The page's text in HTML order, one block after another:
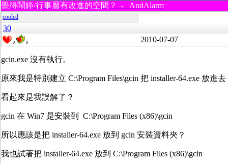
覺得鬧鐘/行事曆有改進的空間？→ AndAlarm
coolcd
30
0 0 2010-07-07
gcin.exe 沒有執行。
原來我是特別建立 C:\Program Files\gcin 把 installer-64.exe 放進去
看起來是我誤解了？
gcin 在 Win7 是安裝到 C:\Program Files (x86)\gcin
所以應該是把 installer-64.exe 放到 gcin 安裝資料夾？
我也試著把 installer-64.exe 放到 C:\Program Files (x86)\gcin